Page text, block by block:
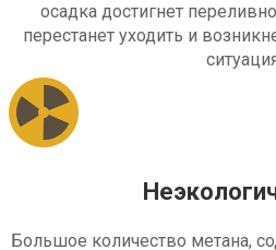
осадка достигнет
перестанет уходить и
Большое количество метана,